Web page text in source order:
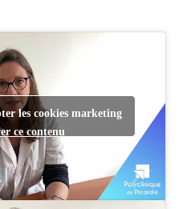
les cookies marketing
ce contenu